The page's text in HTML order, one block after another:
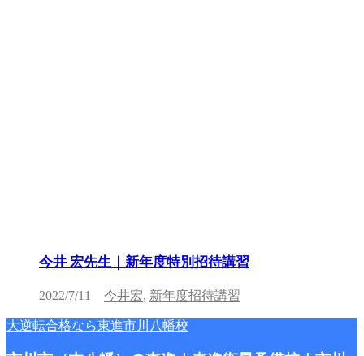
今井 宏先生｜新年度特別招待講習
2022/7/11 今井宏, 新年度招待講習
大逆転合格なら東進市川八幡校